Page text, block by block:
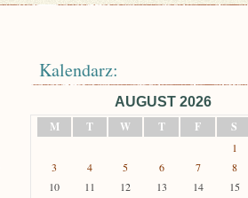
Kalendarz:
AUGUST 2026
M
T W T F S
1
3
4 5 6 7 8
10
11 12 13 14 15